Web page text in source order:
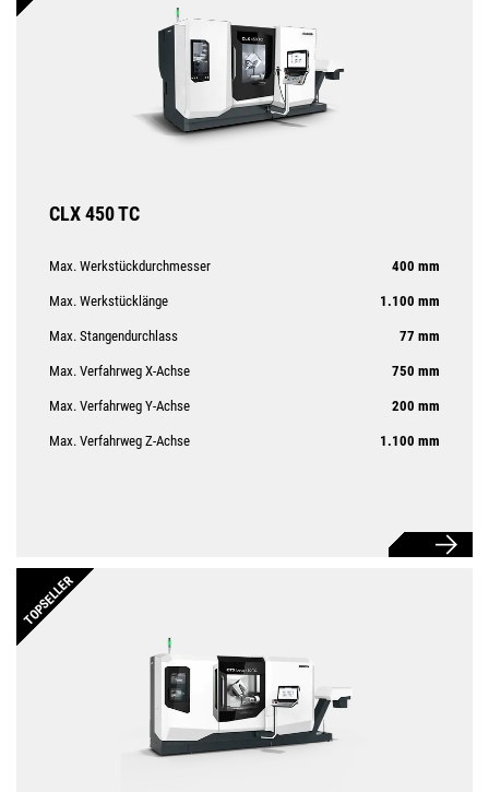
CLX 450 TC
Max. Werkstückdurchmesser 400 mm
Max. Werkstücklänge 1.100 mm
Max. Stangendurchlass 77 mm
Max. Verfahrweg X-Achse 750 mm
Max. Verfahrweg Y-Achse 200 mm
Max. Verfahrweg Z-Achse 1.100 mm
TOPSELLER